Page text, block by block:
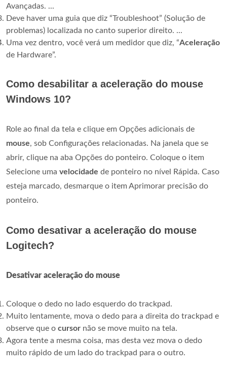
Avançadas. ...
Deve haver uma guia que diz “Troubleshoot” (Solução de
problemas) localizada no canto superior direito. ...
Uma vez dentro, você verá um medidor que diz, “Aceleração
de Hardware”.
Como desabilitar a aceleração do mouse
Windows 10?
Role ao final da tela e clique em Opções adicionais de
mouse, sob Configurações relacionadas. Na janela que se
abrir, clique na aba Opções do ponteiro. Coloque o item
Selecione uma velocidade de ponteiro no nível Rápida. Caso
esteja marcado, desmarque o item Aprimorar precisão do
ponteiro.
Como desativar a aceleração do mouse
Logitech?
Desativar aceleração do mouse
Coloque o dedo no lado esquerdo do trackpad.
Muito lentamente, mova o dedo para a direita do trackpad e
observe que o cursor não se move muito na tela.
Agora tente a mesma coisa, mas desta vez mova o dedo
muito rápido de um lado do trackpad para o outro.